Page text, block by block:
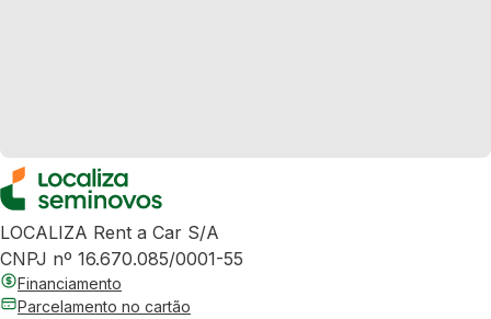
LOCALIZA Rent a Car S/A
CNPJ nº 16.670.085/0001-55
Financiamento
Parcelamento no cartão